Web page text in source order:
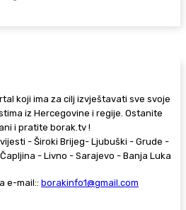
koji ima za cilj izvještavati sve svoje
iz Hercegovine i regije. Ostanite
i pratite borak.tv !
- Široki Brijeg- Ljubuški - Grude -
- Livno - Sarajevo - Banja Luka
e-mail:: borakinfo1@gmail.com